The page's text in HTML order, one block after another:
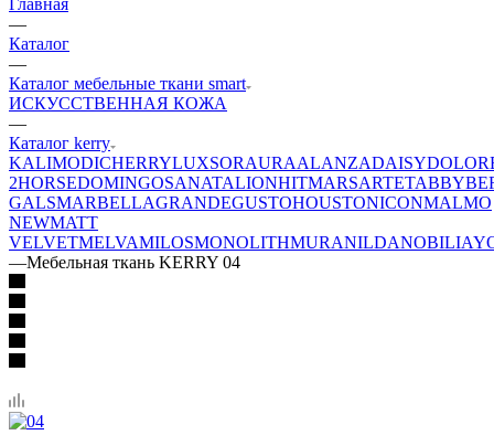
—
Каталог
—
Каталог мебельные ткани smart
ИСКУССТВЕННАЯ КОЖА
—
Каталог kerry
KALIMODICHERRYLUXSORAURAALANZADAISY
2HORSEDOMINGOSANATALIONHITMARSARTETABBY
GALSMARBELLAGRANDEGUSTOHOUSTONICONMALMO
NEWMATT
VELVETMELVAMILOSMONOLITHMURANILDANOBILIA
—Мебельная ткань KERRY 04